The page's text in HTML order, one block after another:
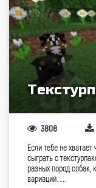
3808
Если тебе не
сыграть с
разных пород собак,
вариаций….